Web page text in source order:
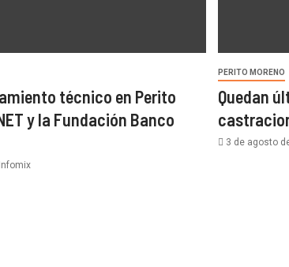
técnico en Perito
y la Fundación Banco
Infomix
PERITO MORENO
Quedan
3 de agosto